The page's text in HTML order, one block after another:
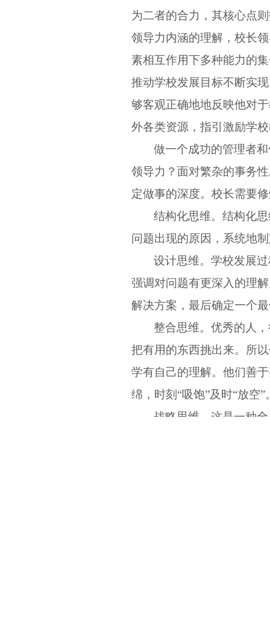
为二者的合力，其核心点
领导力内涵的理解，校长
素相互作用下多种能力的
推动学校发展目标不断实
够客观正确地地反映他对
外各类资源，指引激励学
做一个成功的管理者
领导力？面对繁杂的事务
定做事的深度。校长需要
结构化思维。结构化
问题出现的原因，系统地
设计思维。学校发展
强调对问题有更深入的理
解决方案，最后确定一个
整合思维。优秀的人
把有用的东西挑出来。所
学有自己的理解。他们善
绵，时刻 “吸饱”及时“放空”
战略思维。这是一种